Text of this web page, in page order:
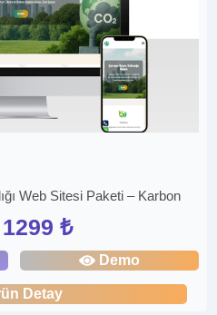
Web Sitesi Paketi – Karbon
1299 ₺
Demo
Detay